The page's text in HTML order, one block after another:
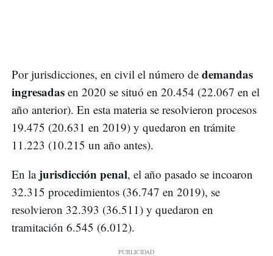
Por jurisdicciones, en civil el número de demandas
ingresadas en 2020 se situó en 20.454 (22.067 en el
año anterior). En esta materia se resolvieron procesos
19.475 (20.631 en 2019) y quedaron en trámite
11.223 (10.215 un año antes).
En la jurisdicción penal, el año pasado se incoaron
32.315 procedimientos (36.747 en 2019), se
resolvieron 32.393 (36.511) y quedaron en
tramitación 6.545 (6.012).